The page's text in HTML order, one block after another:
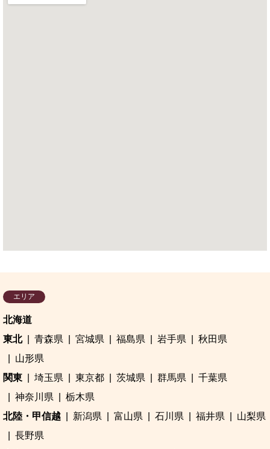
エリア
北海道
東北
青森県 宮城県 福島県 岩手県
秋田県
山形県
関東
埼玉県 東京都 茨城県 群馬県
千葉県
神奈川県
栃木県
北陸・甲信越
新潟県 富山県 石川県 福井県
山梨県
長野県